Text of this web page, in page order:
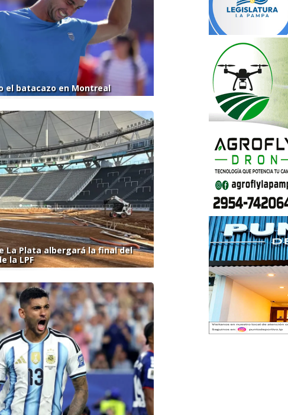
el batacazo en Montreal
La Plata albergará la final del
la LPF